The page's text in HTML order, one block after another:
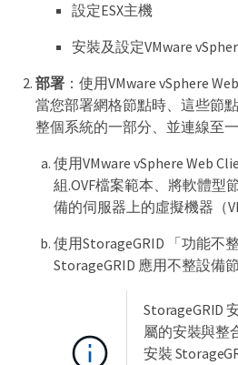
設定ESX主機
安裝及設定VMware
部署：使用VMware vSphere
當您部署網格節點時、這些節
整個系統的一部分、並連線至一
使用VMware vSphere Web
組.OVF檔案範本、將軟體型
備的伺服器上的虛擬機器（
使用StorageGRID 「功能不
StorageGRID 應用不整設備節
StorageGRID
屬的安裝與整
安裝